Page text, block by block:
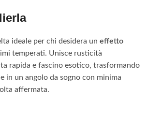
ideale per chi desidera un effetto
temperati. Unisce rusticità
rapida e fascino esotico, trasformando
in un angolo da sogno con minima
affermata.